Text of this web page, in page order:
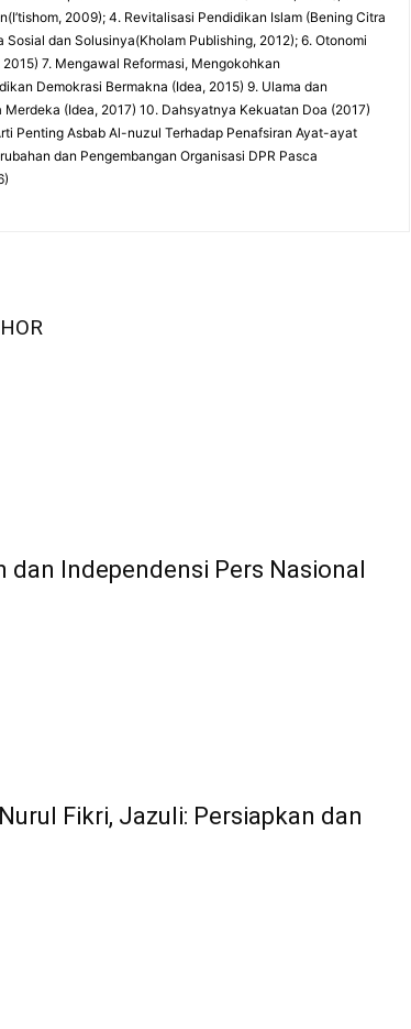
2009); 4. Revitalisasi Pendidikan Islam (Bening Citra
Sosial dan Solusinya(Kholam Publishing, 2012); 6. Otonomi
7. Mengawal Reformasi, Mengokohkan
Demokrasi Bermakna (Idea, 2015) 9. Ulama dan
(Idea, 2017) 10. Dahsyatnya Kekuatan Doa (2017)
Penting Asbab Al-nuzul Terhadap Penafsiran Ayat-ayat
dan Pengembangan Organisasi DPR Pasca
dan Independensi Pers Nasional
Fikri, Jazuli: Persiapkan dan